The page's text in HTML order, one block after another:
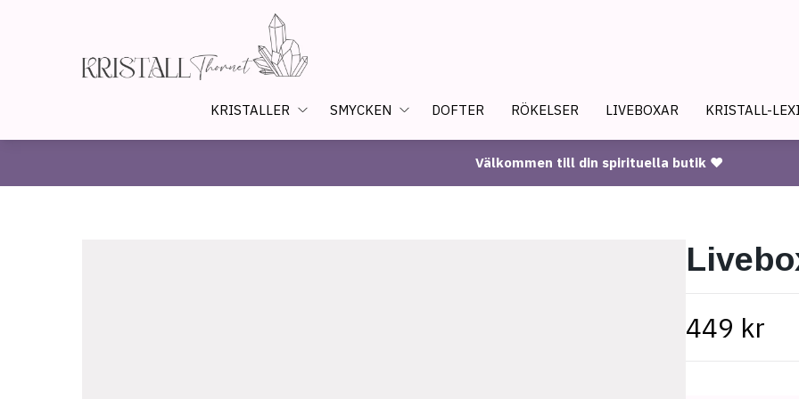
KRISTALLER SMYCKEN DOFTER RÖKELSER LIVEBOXAR KRISTALL-
Välkommen till din spirituella butik ♥
449 kr